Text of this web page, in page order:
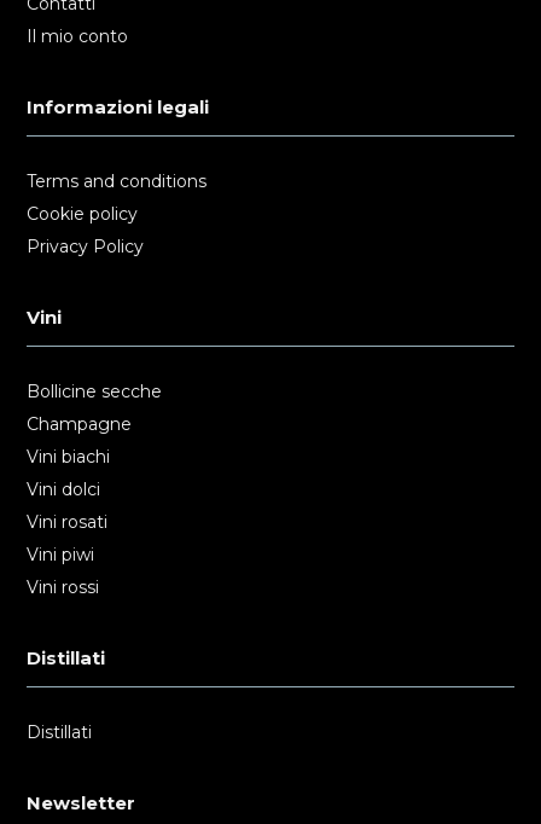
Il mio conto
Informazioni legali
Terms and conditions
Cookie policy
Privacy Policy
Vini
Bollicine secche
Champagne
Vini biachi
Vini dolci
Vini rosati
Vini piwi
Vini rossi
Distillati
Distillati
Newsletter